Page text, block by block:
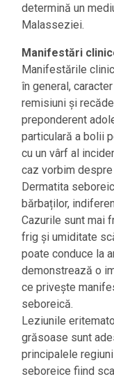
determină un
Malasseziei.
Manifestări
Manifestările
în general,
remisiuni și
preponderent
particulară a bolii
cu un vârf al
caz vorbim
Dermatita
bărbaților,
Cazurile sunt mai
frig și umiditate
poate conduce la
demonstrează o
ce privește
seboreică.
Leziunile
grăsoase sunt
principalele
seboreice fiind